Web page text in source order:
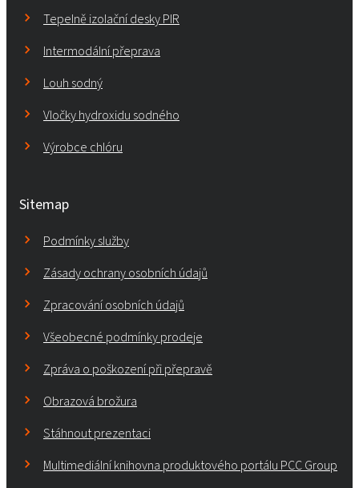
Tepelně izolační desky PIR
Intermodální přeprava
Louh sodný
Vločky hydroxidu sodného
Výrobce chlóru
Sitemap
Podmínky služby
Zásady ochrany osobních údajů
Zpracování osobních údajů
Všeobecné podmínky prodeje
Zpráva o poškození při přepravě
Obrazová brožura
Stáhnout prezentaci
Multimediální knihovna produktového portálu PCC Group